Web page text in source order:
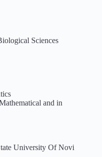
Sciences
and in
University Of Novi